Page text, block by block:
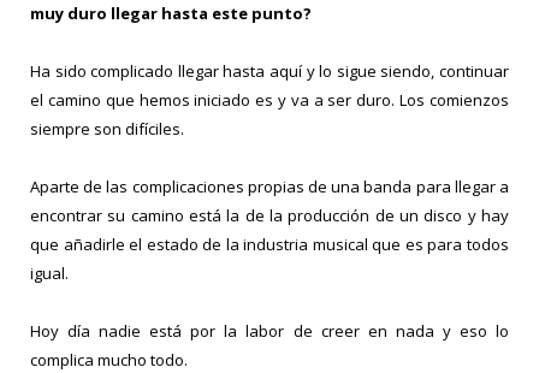
muy duro llegar hasta este punto?
Ha sido complicado llegar hasta aquí y lo sigue siendo, continuar
el camino que hemos iniciado es y va a ser duro. Los comienzos
siempre son difíciles.
Aparte de las complicaciones propias de una banda para llegar a
encontrar su camino está la de la producción de un disco y hay
que añadirle el estado de la industria musical que es para todos
igual.
Hoy día nadie está por la labor de creer en nada y eso lo
complica mucho todo.